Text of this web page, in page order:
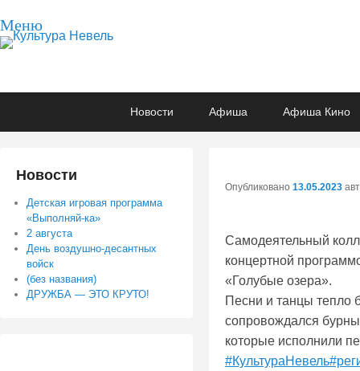
Меню
Культура Невель
Новости Афиша Афиша Кино
Опубликовано 13.05.2023
Самодеятельный
концертной
«Голубые озера».
Песни и танцы тепло
сопровождался
которые исполнили
#КультураНевель
Новости
Детская игровая программа
«Выполняй-ка»
2 августа
День воздушно-десантных
войск
(без названия)
ДРУЖБА — ЭТО КРУТО!